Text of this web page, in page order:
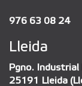
976 63 08 24
Lleida
Pgno. Industrial
25191 Lleida